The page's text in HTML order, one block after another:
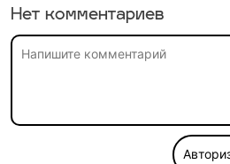
Нет комментариев